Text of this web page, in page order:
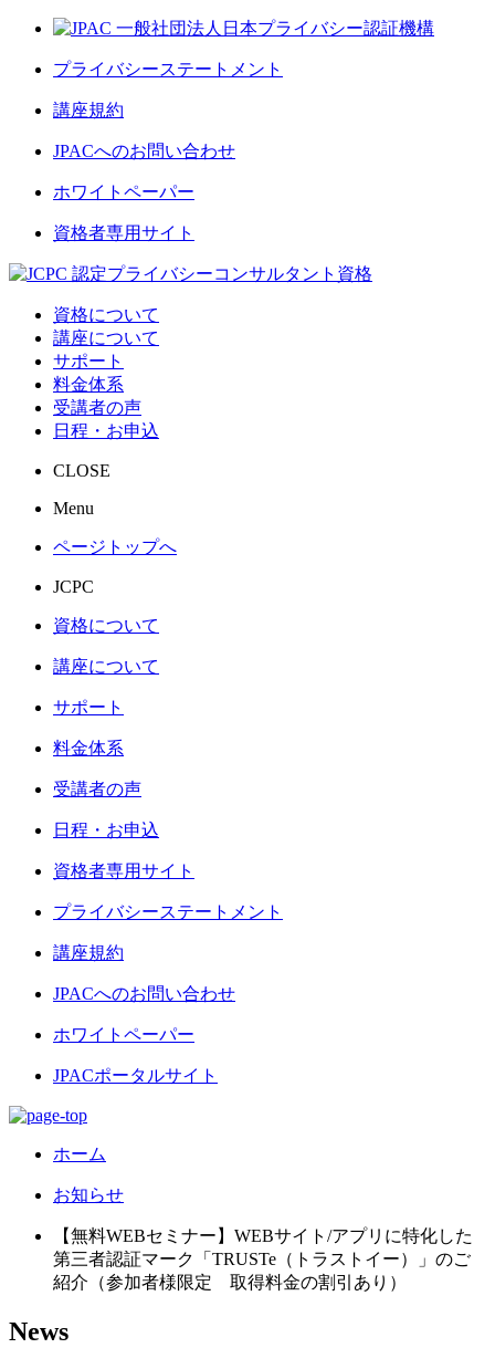
プライバシーステートメント
講座規約
JPACへのお問い合わせ
ホワイトペーパー
資格者専用サイト
資格について
講座について
サポート
料金体系
受講者の声
日程・お申込
CLOSE
Menu
ページトップへ
JCPC
資格について
講座について
サポート
料金体系
受講者の声
日程・お申込
資格者専用サイト
プライバシーステートメント
講座規約
JPACへのお問い合わせ
ホワイトペーパー
JPACポータルサイト
ホーム
お知らせ
【無料WEBセミナー】WEBサイト/アプリに特化した
第三者認証マーク「TRUSTe（トラストイー）」のご
紹介（参加者様限定 取得料金の割引あり）
News